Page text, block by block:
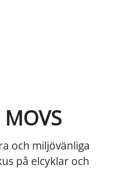
och miljövänliga
på elcyklar och